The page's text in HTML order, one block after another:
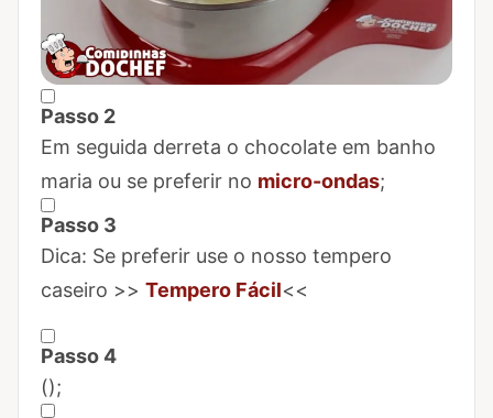
Passo 2
Marcar Passo 2 como concluído
Em seguida derreta o chocolate em banho
maria ou se preferir no micro-ondas;
Passo 3
Marcar Passo 3 como concluído
Dica: Se preferir use o nosso tempero
caseiro >> Tempero Fácil<<
Passo 4
Marcar Passo 4 como concluído
();